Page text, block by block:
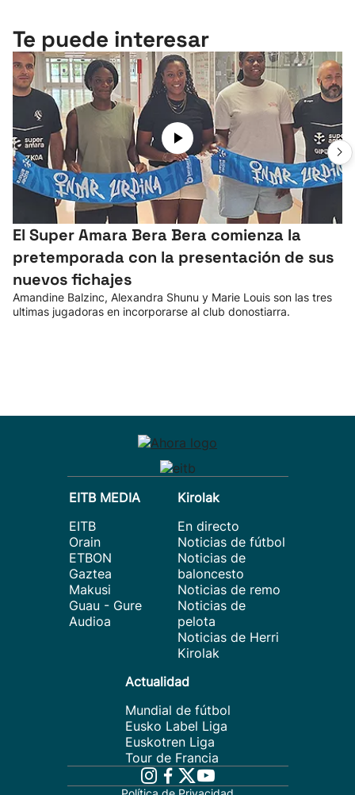
Te puede interesar
El Super Amara Bera Bera comienza la
pretemporada con la presentación de sus
nuevos fichajes
Amandine Balzinc, Alexandra Shunu y Marie Louis son las tres
ultimas jugadoras en incorporarse al club donostiarra.
EITB MEDIA
EITB
Orain
ETBON
Gaztea
Makusi
Guau - Gure
Audioa
Kirolak
En directo
Noticias de fútbol
Noticias de
baloncesto
Noticias de remo
Noticias de
pelota
Noticias de Herri
Kirolak
Actualidad
Mundial de fútbol
Eusko Label Liga
Euskotren Liga
Tour de Francia